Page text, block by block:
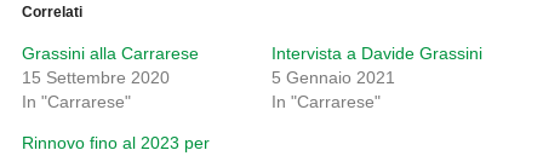
Correlati
Grassini alla Carrarese
15 Settembre 2020
In "Carrarese"
Intervista a Davide Grassini
5 Gennaio 2021
In "Carrarese"
Rinnovo fino al 2023 per